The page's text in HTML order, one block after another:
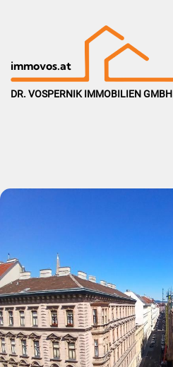
immovos.at
DR. VOSPERNIK IMMOBILIEN GMBH